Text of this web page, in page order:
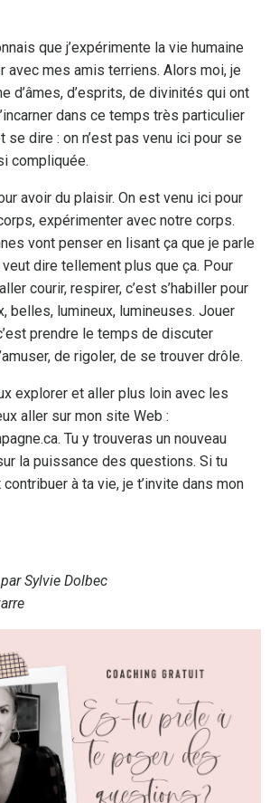
que j’expérimente la vie humaine
avec mes amis terriens. Alors moi, je
d’âmes, d’esprits, de divinités qui ont
dans ce temps très particulier
se dire : on n’est pas venu ici pour se
compliquée.
avoir du plaisir. On est venu ici pour
expérimenter avec notre corps.
vont penser en lisant ça que je parle
dire tellement plus que ça. Pour
courir, respirer, c’est s’habiller pour
belles, lumineux, lumineuses. Jouer
prendre le temps de discuter
de rigoler, de se trouver drôle.
explorer et aller plus loin avec les
aller sur mon site Web :
. Tu y trouveras un nouveau
la puissance des questions. Si tu
à ta vie, je t’invite dans mon
Sylvie Dolbec